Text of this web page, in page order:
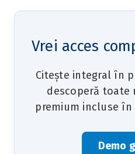
Vrei acces
Citește integral în
descoperă toate
premium incluse în
Demo